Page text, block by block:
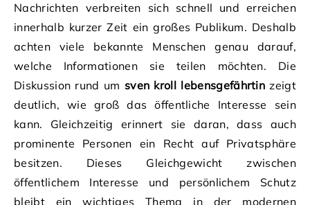
Nachrichten verbreiten sich schnell und erreichen
innerhalb kurzer Zeit ein großes Publikum. Deshalb
achten viele bekannte Menschen genau darauf,
welche Informationen sie teilen möchten. Die
Diskussion rund um sven kroll lebensgefährtin zeigt
deutlich, wie groß das öffentliche Interesse sein
kann. Gleichzeitig erinnert sie daran, dass auch
prominente Personen ein Recht auf Privatsphäre
besitzen. Dieses Gleichgewicht zwischen
öffentlichem Interesse und persönlichem Schutz
bleibt ein wichtiges Thema in der modernen